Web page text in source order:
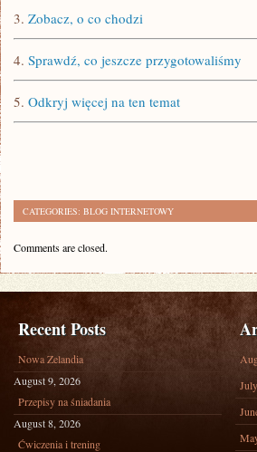
3. Zobacz, o co chodzi
4. Sprawdź, co jeszcze przygotowaliśmy
5. Odkryj więcej na ten temat
CATEGORIES: BLOG INTERNETOWY
Comments are closed.
Recent Posts
Nowa Zelandia
August 9, 2026
Przepisy na śniadania
August 8, 2026
Ćwiczenia i trening